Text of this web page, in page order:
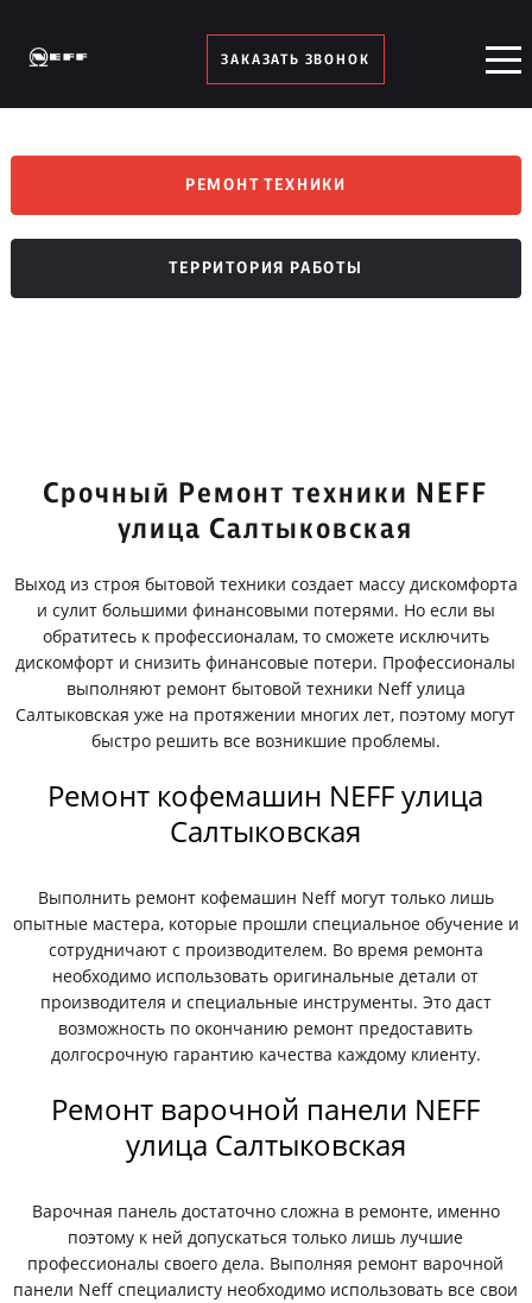
ЗАКАЗАТЬ ЗВОНОК
РЕМОНТ ТЕХНИКИ
ТЕРРИТОРИЯ РАБОТЫ
Срочный Ремонт техники NEFF
улица Салтыковская
Выход из строя бытовой техники создает массу дискомфорта
и сулит большими финансовыми потерями. Но если вы
обратитесь к профессионалам, то сможете исключить
дискомфорт и снизить финансовые потери. Профессионалы
выполняют ремонт бытовой техники Neff улица
Салтыковская уже на протяжении многих лет, поэтому могут
быстро решить все возникшие проблемы.
Ремонт кофемашин NEFF улица
Салтыковская
Выполнить ремонт кофемашин Neff могут только лишь
опытные мастера, которые прошли специальное обучение и
сотрудничают с производителем. Во время ремонта
необходимо использовать оригинальные детали от
производителя и специальные инструменты. Это даст
возможность по окончанию ремонт предоставить
долгосрочную гарантию качества каждому клиенту.
Ремонт варочной панели NEFF
улица Салтыковская
Варочная панель достаточно сложна в ремонте, именно
поэтому к ней допускаться только лишь лучшие
профессионалы своего дела. Выполняя ремонт варочной
панели Neff специалисту необходимо использовать все свои